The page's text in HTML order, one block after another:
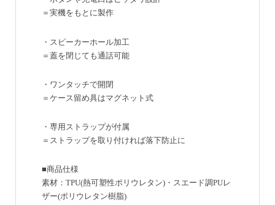
＝実機をもとに製作
・スピーカーホール加工
＝蓋を閉じても通話可能
・ワンタッチで開閉
＝ケース留め具はマグネット式
・専用ストラップが付属
＝ストラップを取り付ければ落下防止に
■商品仕様
素材：TPU(熱可塑性ポリウレタン)・スエード調PUレ
ザー(ポリウレタン樹脂)